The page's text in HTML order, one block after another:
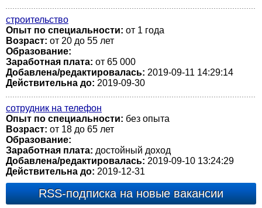
строительство
Опыт по специальности: от 1 года
Возраст: от 20 до 55 лет
Образование:
Заработная плата: от 65 000
Добавлена/редактировалась: 2019-09-11 14:29:14
Действительна до: 2019-09-30
сотрудник на телефон
Опыт по специальности: без опыта
Возраст: от 18 до 65 лет
Образование:
Заработная плата: достойный доход
Добавлена/редактировалась: 2019-09-10 13:24:29
Действительна до: 2019-12-31
RSS-подписка на новые вакансии